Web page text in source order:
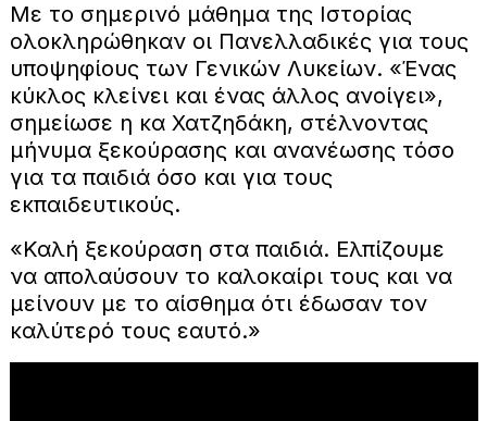
Με το σημερινό μάθημα της Ιστορίας
ολοκληρώθηκαν οι Πανελλαδικές για τους
υποψηφίους των Γενικών Λυκείων. «Ένας
κύκλος κλείνει και ένας άλλος ανοίγει»,
σημείωσε η κα Χατζηδάκη, στέλνοντας
μήνυμα ξεκούρασης και ανανέωσης τόσο
για τα παιδιά όσο και για τους
εκπαιδευτικούς.
«Καλή ξεκούραση στα παιδιά. Ελπίζουμε
να απολαύσουν το καλοκαίρι τους και να
μείνουν με το αίσθημα ότι έδωσαν τον
καλύτερό τους εαυτό.»